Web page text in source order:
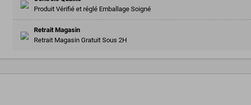
Produit Vérifié et réglé Emballage Soigné
Retrait Magasin
Retrait Magasin Gratuit Sous 2H